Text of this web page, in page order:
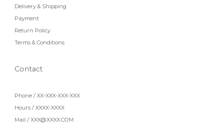
Delivery & Shipping
Payment
Return Policy
Terms & Conditions
Contact
Phone / XX-XXX-XXX-XXX
Hours / XXXX-XXXX
Mail / XXX@XXXX.COM